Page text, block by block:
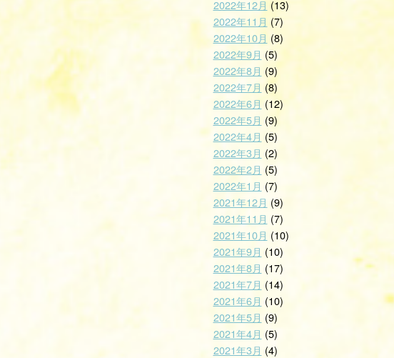
2022年12月 (13)
2022年11月 (7)
2022年10月 (8)
2022年9月 (5)
2022年8月 (9)
2022年7月 (8)
2022年6月 (12)
2022年5月 (9)
2022年4月 (5)
2022年3月 (2)
2022年2月 (5)
2022年1月 (7)
2021年12月 (9)
2021年11月 (7)
2021年10月 (10)
2021年9月 (10)
2021年8月 (17)
2021年7月 (14)
2021年6月 (10)
2021年5月 (9)
2021年4月 (5)
2021年3月 (4)